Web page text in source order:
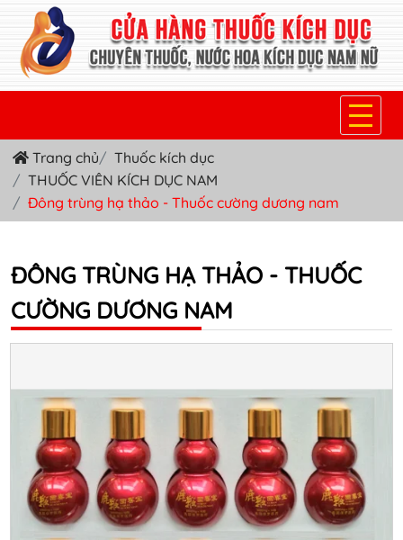
TRANG CHỦ
THUỐC KÍCH DỤC NỮ
THUỐC VIÊN KÍCH DỤC NAM
SẢN PHẨM KHÁC
Trang chủ
Thuốc kích dục
THUỐC VIÊN KÍCH DỤC NAM
Đông trùng hạ thảo - Thuốc cường dương nam
ĐÔNG TRÙNG HẠ THẢO - THUỐC
CƯỜNG DƯƠNG NAM